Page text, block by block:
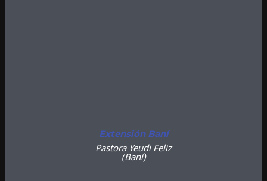
Extensión Baní
Pastora Yeudi Feliz
(Baní)